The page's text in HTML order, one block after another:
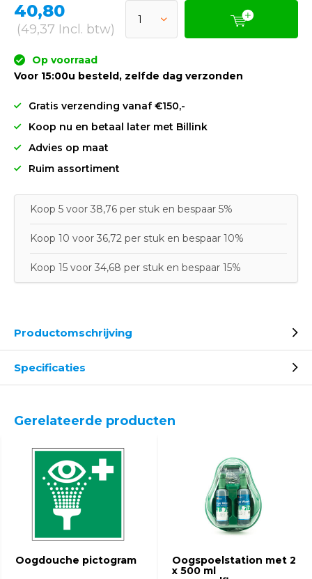
40,80
(49,37 Incl. btw)
Op voorraad
Voor 15:00u besteld, zelfde dag verzonden
Gratis verzending vanaf €150,-
Koop nu en betaal later met Billink
Advies op maat
Ruim assortiment
Koop 5 voor 38,76 per stuk en bespaar 5%
Koop 10 voor 36,72 per stuk en bespaar 10%
Koop 15 voor 34,68 per stuk en bespaar 15%
Productomschrijving
Specificaties
Gerelateerde producten
Oogdouche pictogram
Oogspoelstation met 2
x 500 ml